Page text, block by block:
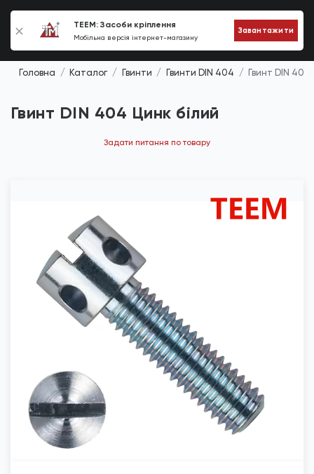
TEEM: Засоби кріплення
Мобільна версія інтернет-магазину
Завантажити
0
Головна Каталог Гвинти Гвинти DIN 404 Гвинт DIN 404
Гвинт DIN 404 Цинк білий
Задати питання по товару